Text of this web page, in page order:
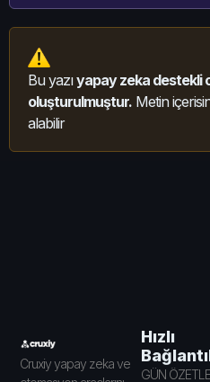
Bu yazıyapay zeka destekli
oluşturulmuştur. Metin
alabilir
Cruxiy yapay zeka ve
Hızlı
GÜN